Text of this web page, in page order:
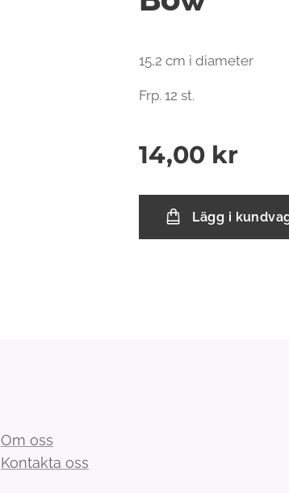
15,2 cm i diameter
Frp. 12 st.
14,00 kr
Lägg i
Om oss
Kontakta oss